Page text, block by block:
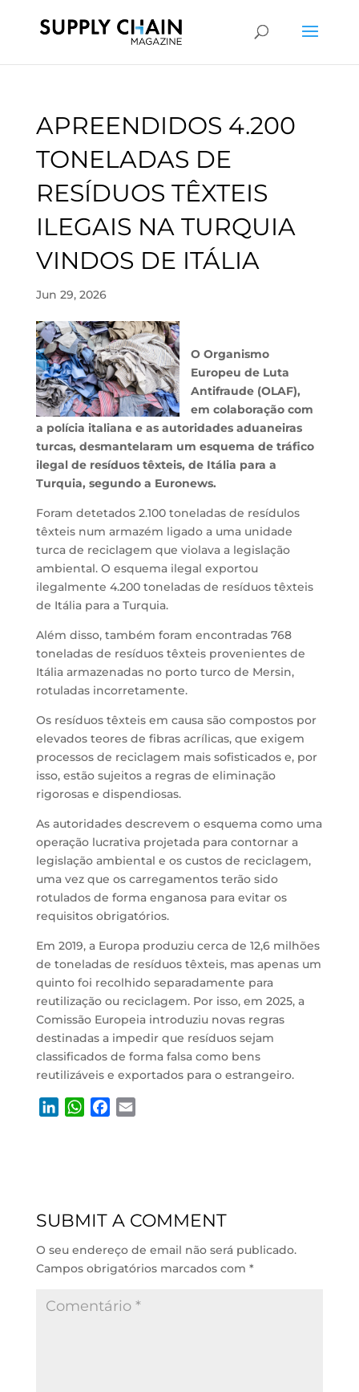
APREENDIDOS 4.200
TONELADAS DE
RESÍDUOS TÊXTEIS
ILEGAIS NA TURQUIA
VINDOS DE ITÁLIA
Jun 29, 2026
O Organismo
Europeu de Luta
Antifraude (OLAF),
em colaboração com
a polícia italiana e as autoridades aduaneiras
turcas, desmantelaram um esquema de tráfico
ilegal de resíduos têxteis, de Itália para a
Turquia, segundo a Euronews.
Foram detetados 2.100 toneladas de resídulos
têxteis num armazém ligado a uma unidade
turca de reciclagem que violava a legislação
ambiental. O esquema ilegal exportou
ilegalmente 4.200 toneladas de resíduos têxteis
de Itália para a Turquia.
Além disso, também foram encontradas 768
toneladas de resíduos têxteis provenientes de
Itália armazenadas no porto turco de Mersin,
rotuladas incorretamente.
Os resíduos têxteis em causa são compostos por
elevados teores de fibras acrílicas, que exigem
processos de reciclagem mais sofisticados e, por
isso, estão sujeitos a regras de eliminação
rigorosas e dispendiosas.
As autoridades descrevem o esquema como uma
operação lucrativa projetada para contornar a
legislação ambiental e os custos de reciclagem,
uma vez que os carregamentos terão sido
rotulados de forma enganosa para evitar os
requisitos obrigatórios.
Em 2019, a Europa produziu cerca de 12,6 milhões
de toneladas de resíduos têxteis, mas apenas um
quinto foi recolhido separadamente para
reutilização ou reciclagem. Por isso, em 2025, a
Comissão Europeia introduziu novas regras
destinadas a impedir que resíduos sejam
classificados de forma falsa como bens
reutilizáveis e exportados para o estrangeiro.
I
W
p
o
SUBMIT A COMMENT
O seu endereço de email não será publicado.
Campos obrigatórios marcados com *